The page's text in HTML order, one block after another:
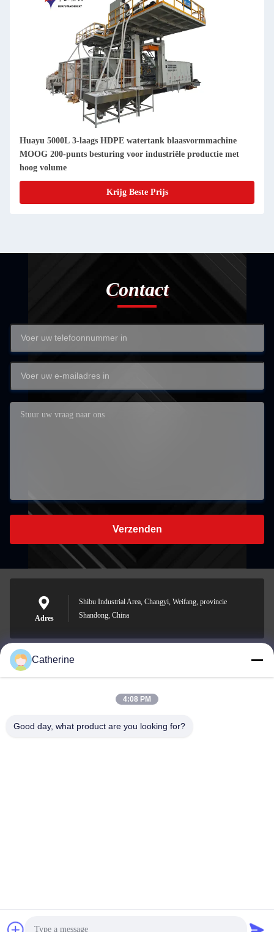
Huayu 5000L 3-laags HDPE watertank blaasvormmachine
MOOG 200-punts besturing voor industriële productie met
hoog volume
Krijg Beste Prijs
Contact
Verzenden
Adres
Shibu Industrial Area, Changyi, Weifang, provincie
Shandong, China
padraic@huayumachine.cn
Catherine
4:08 PM
Good day, what product are you looking for?